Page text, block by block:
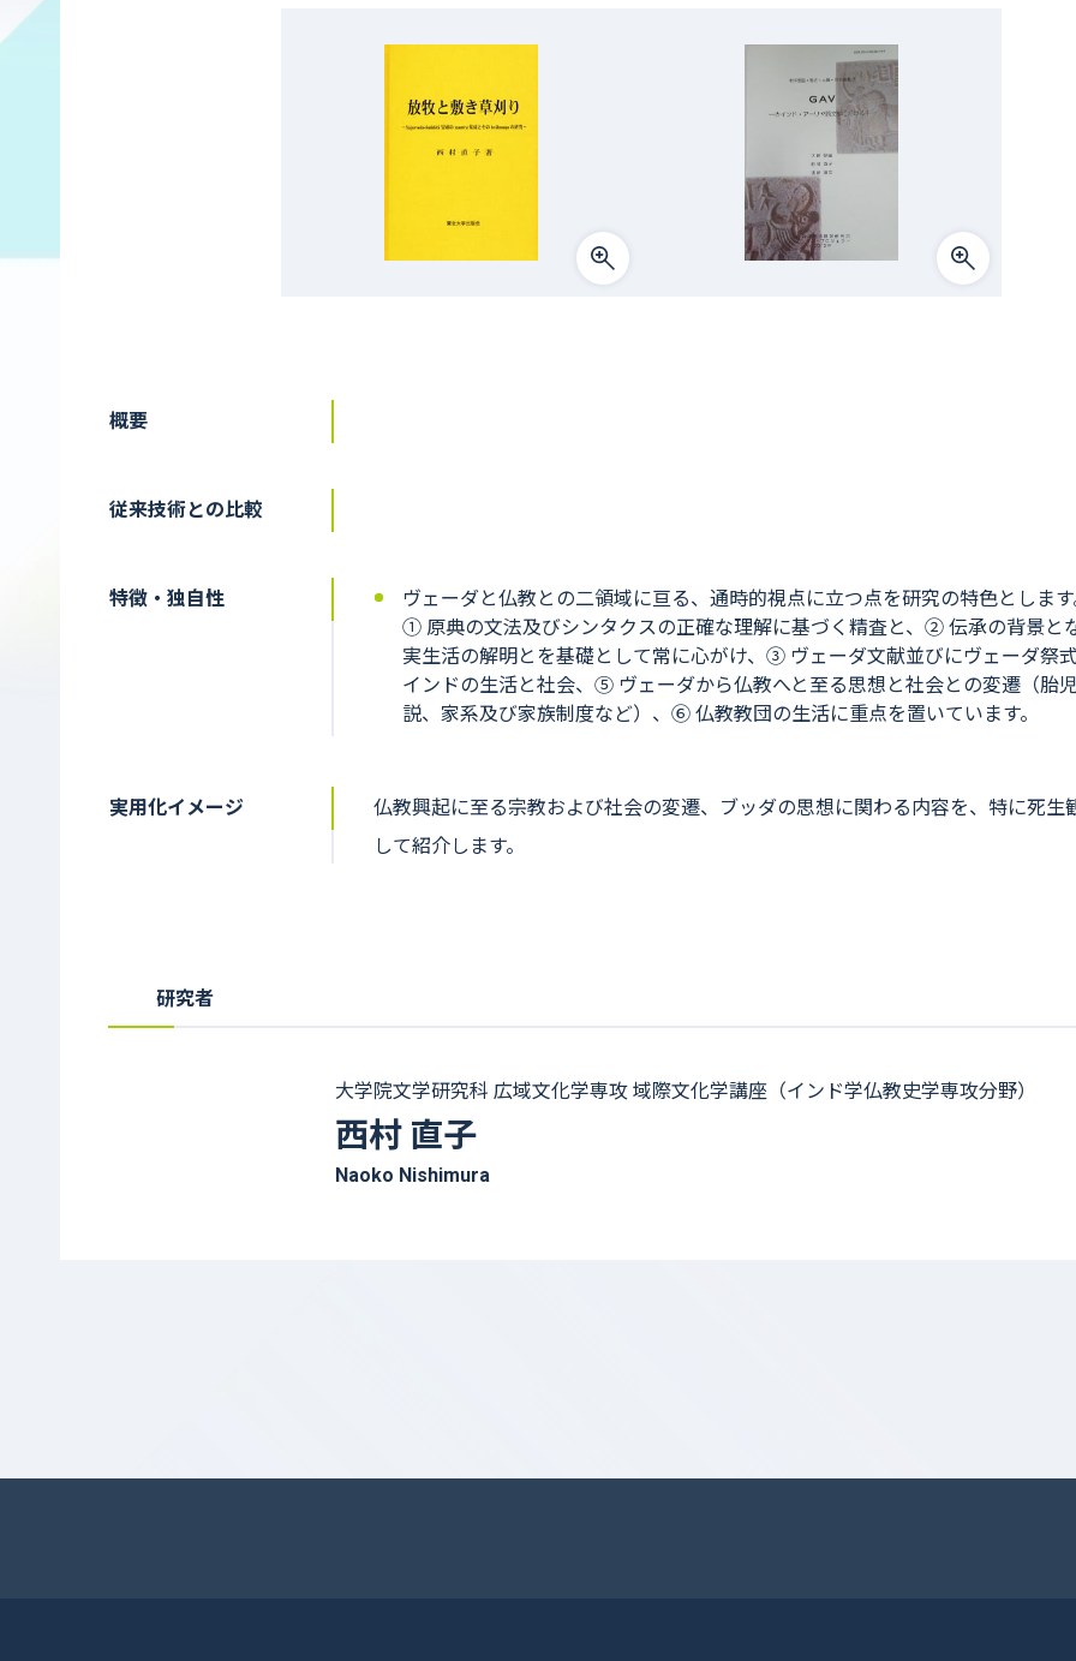
概要
従来技術との比較
特徴・独自性
ヴェーダと仏教との二領域に亘る、通時的視点に立つ点を研究の特色としま
① 原典の文法及びシンタクスの正確な理解に基づく精査と、② 伝承の背景と
実生活の解明とを基礎として常に心がけ、③ ヴェーダ文献並びにヴェーダ祭
インドの生活と社会、⑤ ヴェーダから仏教へと至る思想と社会との変遷（胎
説、家系及び家族制度など）、⑥ 仏教教団の生活に重点を置いています。
実用化イメージ
仏教興起に至る宗教および社会の変遷、ブッダの思想に関わる内容を、特に死生
して紹介します。
研究者
大学院文学研究科 広域文化学専攻 域際文化学講座（インド学仏教史学専攻分野）
西村 直子
Naoko Nishimura